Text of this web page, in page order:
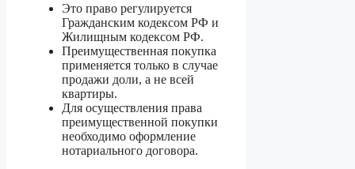
Это право регулируется
Гражданским кодексом РФ и
Жилищным кодексом РФ.
Преимущественная покупка
применяется только в случае
продажи доли, а не всей
квартиры.
Для осуществления права
преимущественной покупки
необходимо оформление
нотариального договора.